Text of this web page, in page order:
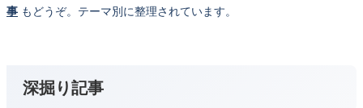
事 もどうぞ。テーマ別に整理されています。
深掘り記事